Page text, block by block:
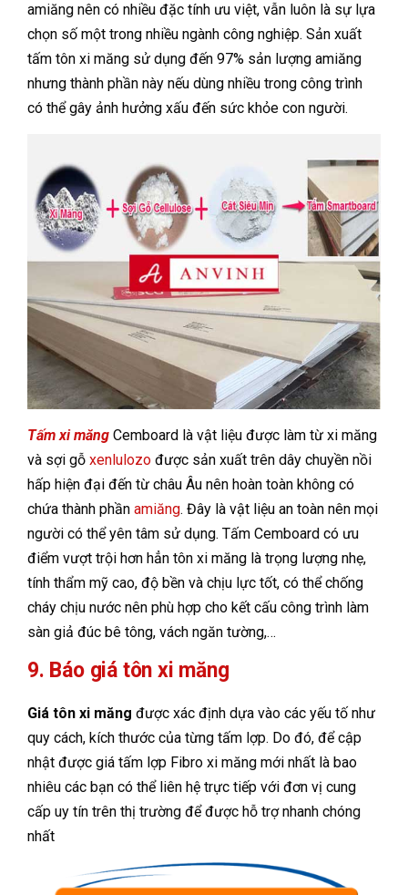
amiăng nên có nhiều đặc tính ưu việt, vẫn luôn là sự lựa
chọn số một trong nhiều ngành công nghiệp. Sản xuất
tấm tôn xi măng sử dụng đến 97% sản lượng amiăng
nhưng thành phần này nếu dùng nhiều trong công trình
có thể gây ảnh hưởng xấu đến sức khỏe con người.
Tấm xi măng Cemboard là vật liệu được làm từ xi măng
và sợi gỗ xenlulozo được sản xuất trên dây chuyền nồi
hấp hiện đại đến từ châu Âu nên hoàn toàn không có
chứa thành phần amiăng. Đây là vật liệu an toàn nên mọi
người có thể yên tâm sử dụng. Tấm Cemboard có ưu
điểm vượt trội hơn hẳn tôn xi măng là trọng lượng nhẹ,
tính thẩm mỹ cao, độ bền và chịu lực tốt, có thể chống
cháy chịu nước nên phù hợp cho kết cấu công trình làm
sàn giả đúc bê tông, vách ngăn tường,…
9. Báo giá tôn xi măng
Giá tôn xi măng được xác định dựa vào các yếu tố như
quy cách, kích thước của từng tấm lợp. Do đó, để cập
nhật được giá tấm lợp Fibro xi măng mới nhất là bao
nhiêu các bạn có thể liên hệ trực tiếp với đơn vị cung
cấp uy tín trên thị trường để được hỗ trợ nhanh chóng
nhất